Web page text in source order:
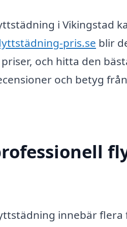
i Vikingstad
pris.se blir
och hitta den
och betyg
innebär flera